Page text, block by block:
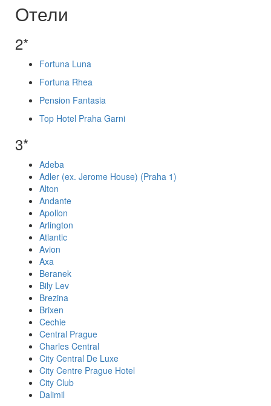
Отели
2*
Fortuna Luna
Fortuna Rhea
Pension Fantasia
Top Hotel Praha Garni
3*
Adeba
Adler (ex. Jerome House) (Praha 1)
Alton
Andante
Apollon
Arlington
Atlantic
Avion
Axa
Beranek
Bily Lev
Brezina
Brixen
Cechie
Central Prague
Charles Central
City Central De Luxe
City Centre Prague Hotel
City Club
Dalimil